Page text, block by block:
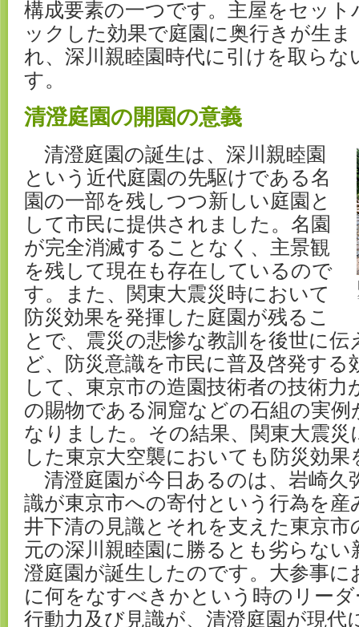
構成要素の一つです。主屋をセット
ックした効果で庭園に奥行きが生ま
れ、深川親睦園時代に引けを取ら
す。
清澄庭園の開園の意義
清澄庭園の誕生は、深川親睦園
という近代庭園の先駆けである名
園の一部を残しつつ新しい庭園と
して市民に提供されました。名園
が完全消滅することなく、主景観
を残して現在も存在しているので
す。また、関東大震災時において
防災効果を発揮した庭園が残るこ
とで、震災の悲惨な教訓を後世に
ど、防災意識を市民に普及啓発す
して、東京市の造園技術者の技術力
の賜物である洞窟などの石組の実
なりました。その結果、関東大震災
した東京大空襲においても防災効
清澄庭園が今日あるのは、岩崎久
識が東京市への寄付という行為を産
井下清の見識とそれを支えた東京市
元の深川親睦園に勝るとも劣らな
澄庭園が誕生したのです。大参事
に何をなすべきかという時のリー
行動力及び見識が、清澄庭園が現代